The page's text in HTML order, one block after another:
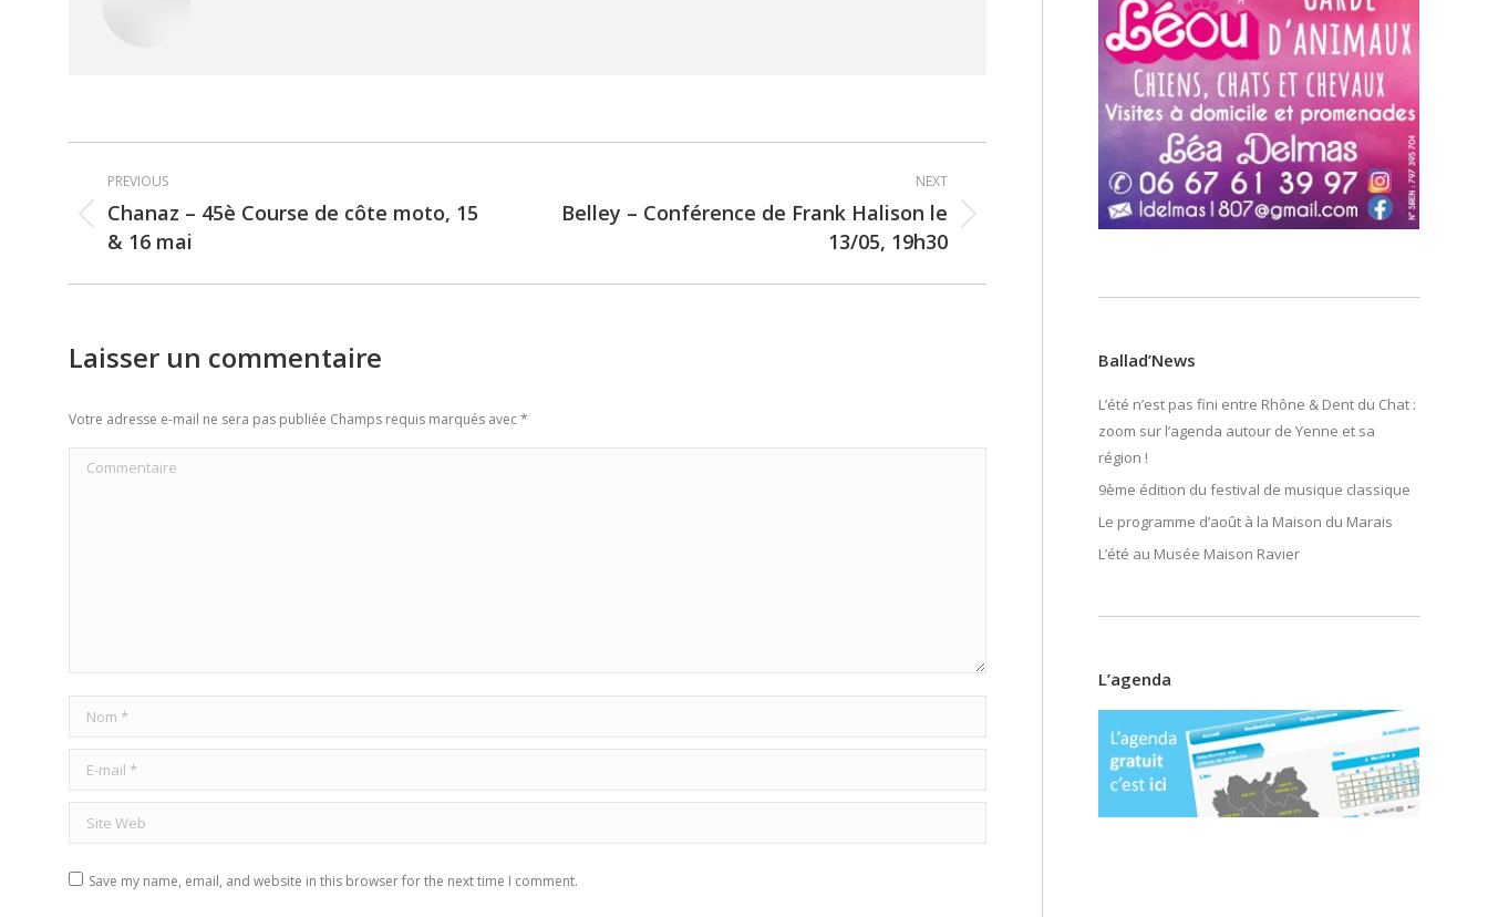
Post
navigation
PREVIOUS
Previous
post:
Chanaz – 45è Course de côte moto, 15
& 16 mai
NEXT
Next
Belley – Conférence de Frank Halison le
13/05, 19h30
Laisser un commentaire
Votre adresse e-mail ne sera pas publiée Champs requis marqués avec*
Commentaire
Nom *
E-mail *
Site Web
Save my name, email, and website in this browser for the next time I comment.
Ballad’News
L’été n’est pas fini entre Rhône & Dent du Chat :
zoom sur l’agenda autour de Yenne et sa
région !
9ème édition du festival de musique classique
Le programme d’août à la Maison du Marais
L’été au Musée Maison Ravier
L’agenda